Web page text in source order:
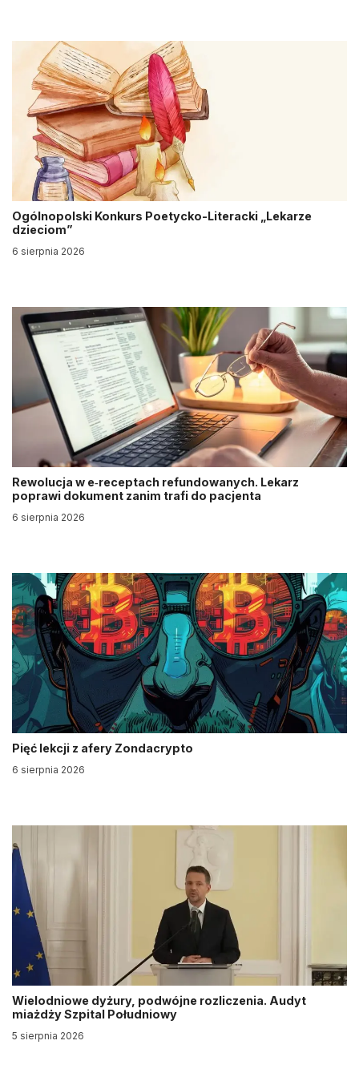
Ogólnopolski Konkurs Poetycko-Literacki „Lekarze
dzieciom”
6 sierpnia 2026
Rewolucja w e‑receptach refundowanych. Lekarz
poprawi dokument zanim trafi do pacjenta
6 sierpnia 2026
Pięć lekcji z afery Zondacrypto
6 sierpnia 2026
Wielodniowe dyżury, podwójne rozliczenia. Audyt
miażdży Szpital Południowy
5 sierpnia 2026